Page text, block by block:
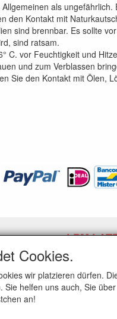
als
den Kontakt mit
sind brennbar. Es sollte
sind ratsam.
C. vor Feuchtigkeit und
und zum Verblassen
Sie den Kontakt mit Ölen,
LPM
Cookies.
wir platzieren dürfen.
helfen uns auch, Sie
an!